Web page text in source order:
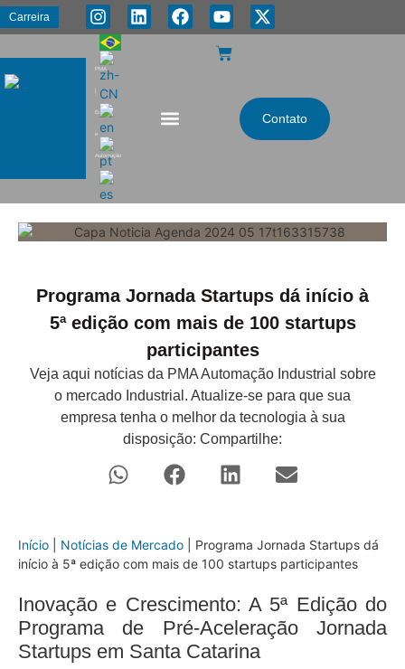
Carreira
PMA
Energia
e
Automação
Contato
Programa Jornada Startups dá início à
5ª edição com mais de 100 startups
participantes
Veja aqui notícias da PMA Automação Industrial sobre
o mercado Industrial. Atualize-se para que sua
empresa tenha o melhor da tecnologia à sua
disposição: Compartilhe:
Início Notícias de Mercado
Programa Jornada Startups dá
início à 5ª edição com mais de 100 startups participantes
Inovação e Crescimento: A 5ª Edição do
Programa de Pré-Aceleração Jornada
Startups em Santa Catarina